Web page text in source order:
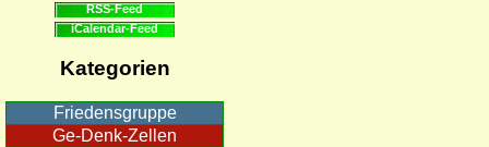
RSS-Feed
iCalendar-Feed
Kategorien
Friedensgruppe
Ge-Denk-Zellen